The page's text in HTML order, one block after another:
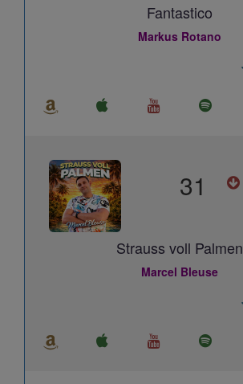
Fantastico
Markus Rotano
31
Strauss voll Palmen
Marcel Bleuse